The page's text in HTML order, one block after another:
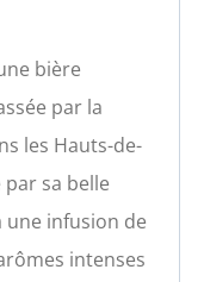
bière
par la
les Hauts-de-
sa belle
une infusion de
intenses